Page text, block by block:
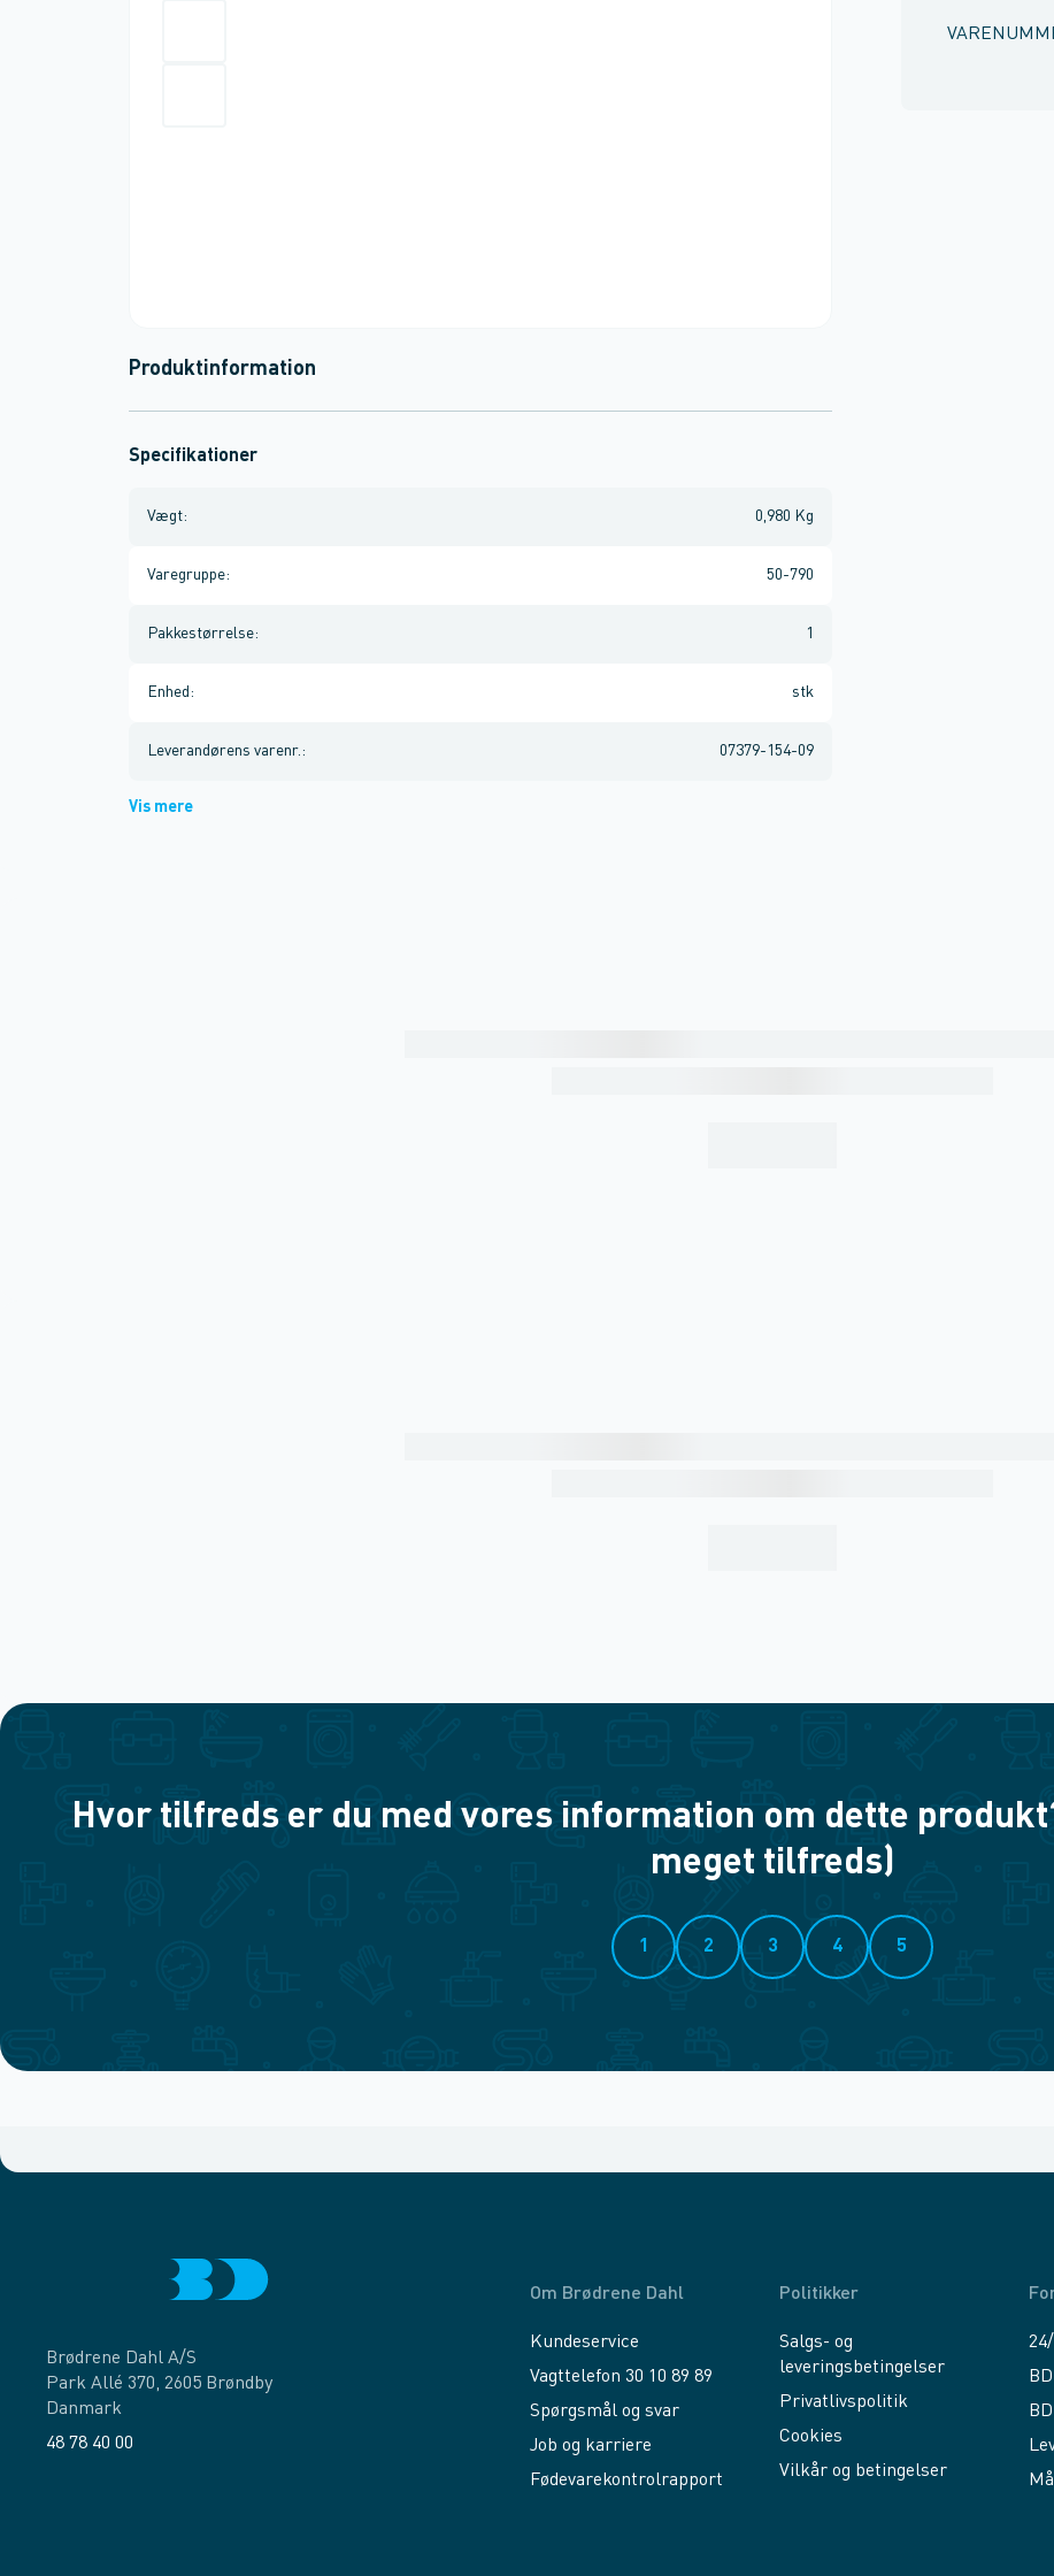
Produktinformation
Specifikationer
Vægt: 0,980 Kg
Varegruppe: 50-790
Pakkestørrelse: 1
Enhed : stk
Leverandørens varenr. : 07379-154-09
Vis mere
Hvor tilfreds er du med vores information om dette
meget tilfreds)
1 2 3 4 5
Brødrene Dahl A/S
Park Allé 370, 2605 Brøndby
Danmark
48 78 40 00
Om Brødrene Dahl
Kundeservice
Vagttelefon 30 10 89 89
Spørgsmål og svar
Job og karriere
Fødevarekontrolrapport
Politikker
Salgs- og
leveringsbetingelser
Privatlivspolitik
Cookies
Vilkår og betingelser